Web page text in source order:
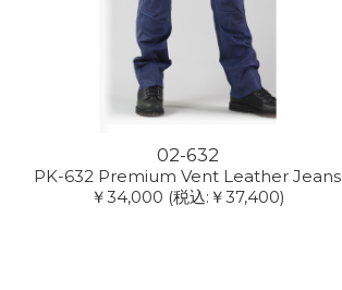
02-632
PK-632 Premium Vent Leather Jeans
￥34,000 (税込:￥37,400)